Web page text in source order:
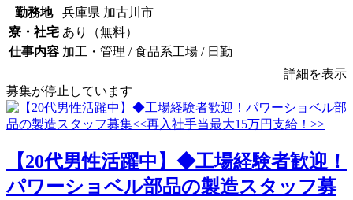
勤務地
兵庫県 加古川市
寮・社宅 あり（無料）
仕事内容 加工・管理 / 食品系工場 / 日勤
詳細を表示
募集が停止しています
【20代男性活躍中】◆工場経験者歓迎！
パワーショベル部品の製造スタッフ募